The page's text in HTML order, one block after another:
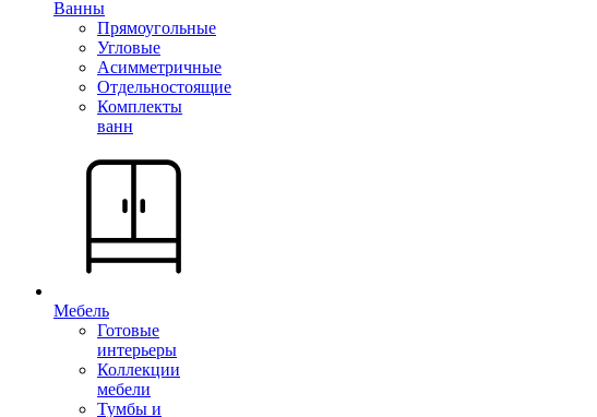
Ванны
Прямоугольные
Угловые
Асимметричные
Отдельностоящие
Комплекты
ванн
Мебель
Готовые
интерьеры
Коллекции
мебели
Тумбы и